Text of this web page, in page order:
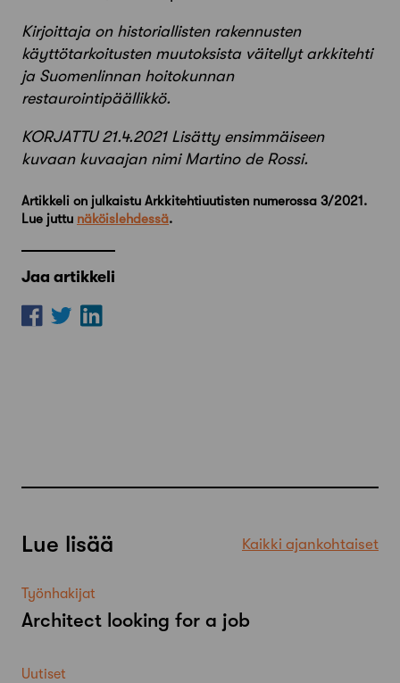
Kirjoittaja on historiallisten rakennusten
käyttötarkoitusten muutoksista väitellyt arkkitehti
ja Suomenlinnan hoitokunnan
restaurointipäällikkö.
KORJATTU 21.4.2021 Lisätty ensimmäiseen
kuvaan kuvaajan nimi Martino de Rossi.
Artikkeli on julkaistu Arkkitehtiuutisten numerossa 3/2021.
Lue juttu näköislehdessä.
Jaa artikkeli
Lue lisää Kaikki ajankohtaiset
Työnhakijat
Architect looking for a job
Uutiset